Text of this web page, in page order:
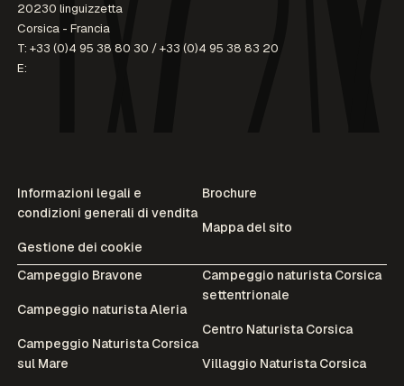
20230 linguizzetta
Corsica - Francia
T:+33 (0)4 95 38 80 30 /+33 (0)4 95 38 83 20
E:
Informazioni legali e
condizioni generali di vendita
Gestione dei cookie
Brochure
Mappa del sito
Campeggio Bravone
Campeggio naturista Aleria
Campeggio Naturista Corsica
sul Mare
Campeggio naturista Corsica
settentrionale
Centro Naturista Corsica
Villaggio Naturista Corsica